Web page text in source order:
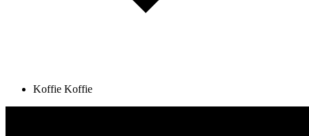
Koffie Koffie